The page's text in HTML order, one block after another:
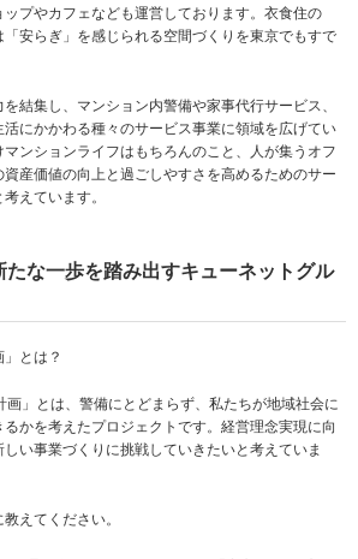
プやカフェなども運営しております。衣食住の
「安らぎ」を感じられる空間づくりを東京でもすで
結集し、マンション内警備や家事代行サービス、
にかかわる種々のサービス事業に領域を広げてい
ンションライフはもちろんのこと、人が集うオフ
産価値の向上と過ごしやすさを高めるためのサー
えています。
たな一歩を踏み出すキューネットグル
」とは？
画」とは、警備にとどまらず、私たちが地域社会に
かを考えたプロジェクトです。経営理念実現に向
い事業づくりに挑戦していきたいと考えていま
えてください。